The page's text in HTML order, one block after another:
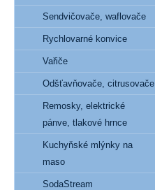
Sendvičovače, waflovače
Rychlovarné konvice
Vařiče
Odšťavňovače, citrusovače
Remosky, elektrické
pánve, tlakové hrnce
Kuchyňské mlýnky na
maso
SodaStream